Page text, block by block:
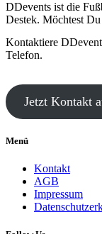
DDevents ist die
Destek. Möchtest
Kontaktiere
Telefon.
Jetzt Kontakt
Menü
Kontakt
AGB
Impressum